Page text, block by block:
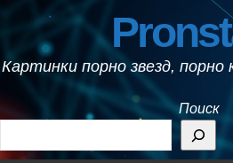
Картинки порно звезд,
Поиск